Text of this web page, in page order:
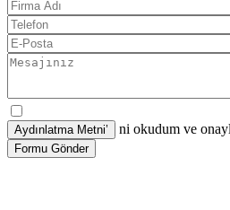
ni okudum ve
Formu Gönder